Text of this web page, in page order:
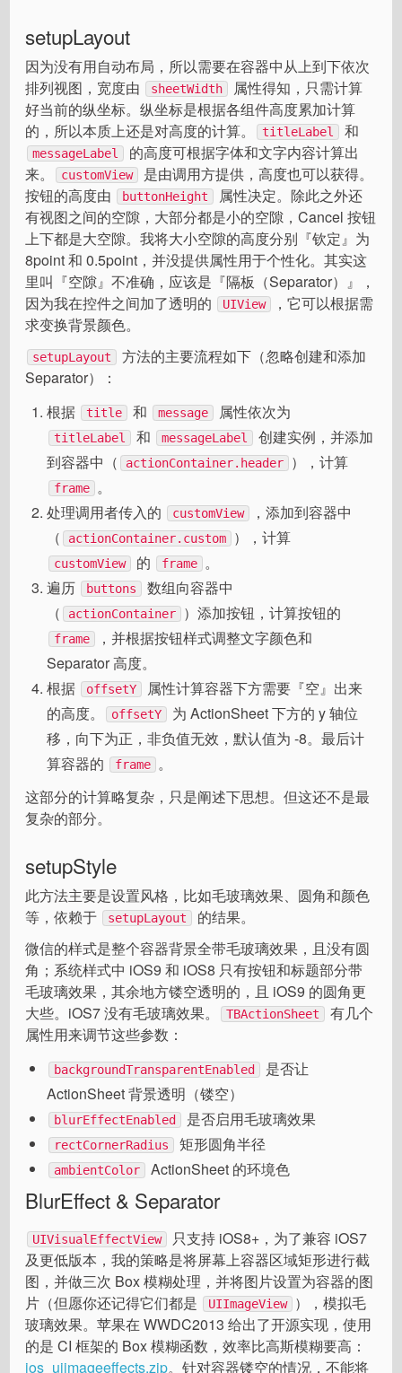
setupLayout
因为没有用自动布局，所以需要在容器中从上到下依次
排列视图，宽度由
sheetWidth
属性得知，只需计算
好当前的纵坐标。纵坐标是根据各组件高度累加计算
的，所以本质上还是对高度的计算。
titleLabel 和
messageLabel
的高度可根据字体和文字内容计算出
来。
customView
是由调用方提供，高度也可以获得。
按钮的高度由
buttonHeight
属性决定。除此之外还
有视图之间的空隙，大部分都是小的空隙，Cancel 按钮
上下都是大空隙。我将大小空隙的高度分别『钦定』为
8point 和 0.5point，并没提供属性用于个性化。其实这
里叫『空隙』不准确，应该是『隔板（Separator）』，
因为我在控件之间加了透明的
UIView
，它可以根据需
求变换背景颜色。
setupLayout
方法的主要流程如下（忽略创建和添加
Separator）：
根据
title 和 message 属性依次为
titleLabel 和 messageLabel
创建实例，并添加
到容器中（
actionContainer.header ），计算
frame 。
处理调用者传入的
customView
，添加到容器中
（
actionContainer.custom ），计算
customView 的 frame 。
遍历
buttons
数组向容器中
（
actionContainer ）添加按钮，计算按钮的
frame
，并根据按钮样式调整文字颜色和
Separator 高度。
根据
offsetY
属性计算容器下方需要『空』出来
的高度。
offsetY
为 ActionSheet 下方的 y 轴位
移，向下为正，非负值无效，默认值为 -8。最后计
算容器的
frame 。
这部分的计算略复杂，只是阐述下思想。但这还不是最
复杂的部分。
setupStyle
此方法主要是设置风格，比如毛玻璃效果、圆角和颜色
等，依赖于
setupLayout
的结果。
微信的样式是整个容器背景全带毛玻璃效果，且没有圆
角；系统样式中 iOS9 和 iOS8 只有按钮和标题部分带
毛玻璃效果，其余地方镂空透明的，且 iOS9 的圆角更
大些。iOS7 没有毛玻璃效果。
TBActionSheet
有几个
属性用来调节这些参数：
backgroundTransparentEnabled
是否让
ActionSheet 背景透明（镂空）
blurEffectEnabled 是否启用毛玻璃效果
rectCornerRadius 矩形圆角半径
ambientColor ActionSheet 的环境色
BlurEffect & Separator
UIVisualEffectView
只支持 iOS8+，为了兼容 iOS7
及更低版本，我的策略是将屏幕上容器区域矩形进行截
图，并做三次 Box 模糊处理，并将图片设置为容器的图
片（但愿你还记得它们都是
UIImageView
），模拟毛
玻璃效果。苹果在 WWDC2013 给出了开源实现，使用
的是 CI 框架的 Box 模糊函数，效率比高斯模糊要高：
ios_uiimageeffects.zip。针对容器镂空的情况，不能将